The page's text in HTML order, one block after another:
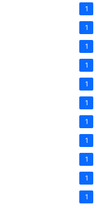
1
1
1
1
1
1
1
1
1
1
1